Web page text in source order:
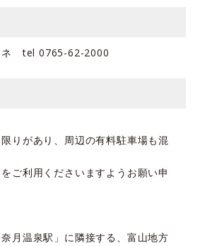
ネ tel 0765-62-2000
りがあり、周辺の有料駐車場も混
ご利用くださいますようお願い申
月温泉駅」に隣接する、富山地方